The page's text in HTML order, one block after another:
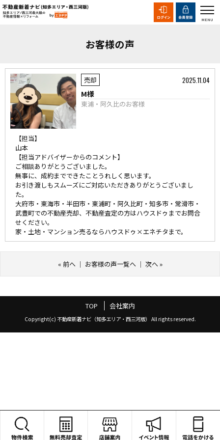
お客様の声
売却 2025.11.04
M様
東浦・阿久比のお客様
【担当】
山本
【担当アドバイザーからのコメント】
ご相談ありがとうございました。
無事に、成約までできたことうれしく思います。
お引き渡しもスムーズにご対応いただきありがとうございまし
た。
大府市・東海市・半田市・東浦町・阿久比町・知多市・常滑市・
武豊町での不動産売却、不動産査定の方はハウスドゥまでお問合
せください。
家・土地・マンション売るならハウスドゥ×エネチタまで。
« 前へ｜ お客様の声一覧へ｜ 次へ»
TOP 会社案内
Copyright(c) 不動産新着ナビ（知多エリア・西三河版） All rights reserved.